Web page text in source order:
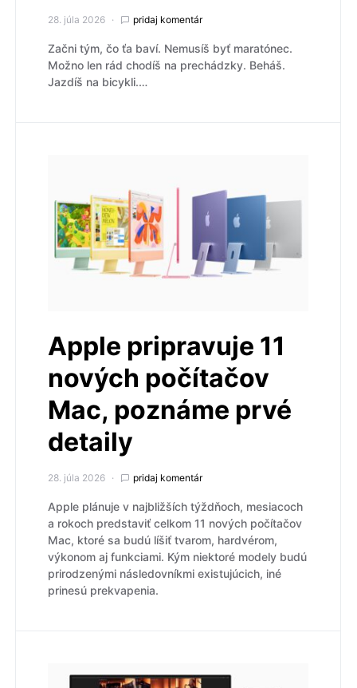
28. júla 2026 pridaj komentár
Začni tým, čo ťa baví. Nemusíš byť maratónec.
Možno len rád chodíš na prechádzky. Beháš.
Jazdíš na bicykli.…
Apple pripravuje 11
nových počítačov
Mac, poznáme prvé
detaily
28. júla 2026 pridaj komentár
Apple plánuje v najbližších týždňoch, mesiacoch
a rokoch predstaviť celkom 11 nových počítačov
Mac, ktoré sa budú líšiť tvarom, hardvérom,
výkonom aj funkciami. Kým niektoré modely budú
prirodzenými následovníkmi existujúcich, iné
prinesú prekvapenia.